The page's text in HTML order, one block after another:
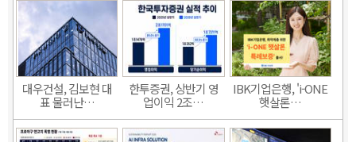
대우건설, 김보현 대
표 물러난…
한투증권, 상반기 영
업이익 2조…
IBK기업은행, 'i-ONE
햇살론…